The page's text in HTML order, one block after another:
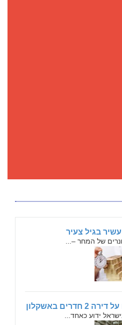
בגיל צעיר
של המחר –...
באשקלון
ידוע כאחד...